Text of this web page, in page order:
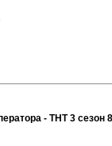
- ТНТ 3